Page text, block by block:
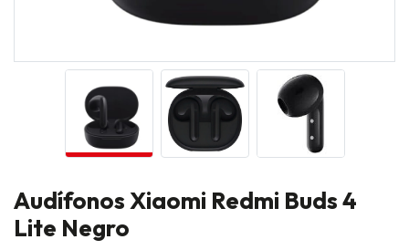
Audífonos Xiaomi Redmi Buds 4
Lite Negro